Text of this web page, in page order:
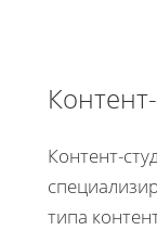
Контент-
типа